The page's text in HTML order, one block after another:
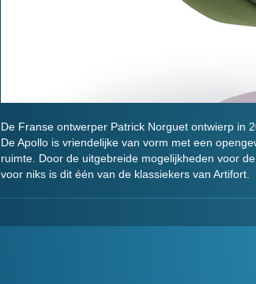
De Franse ontwerper Patrick Norguet ontwierp in
De Apollo is vriendelijke van vorm met een
ruimte. Door de uitgebreide mogelijkheden voor
voor niks is dit één van de klassiekers van Artifort.